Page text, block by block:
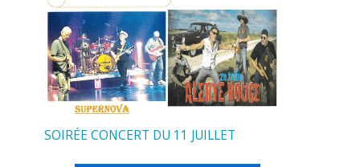
SOIRÉE CONCERT DU 11 JUILLET